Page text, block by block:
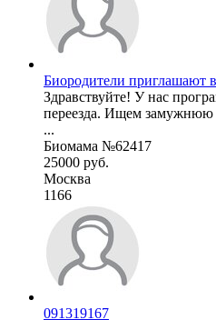
Биородители приглашают
Здравствуйте! У нас
переезда. Ищем
...
Биомама №62417
25000 руб.
Москва
1166
091319167